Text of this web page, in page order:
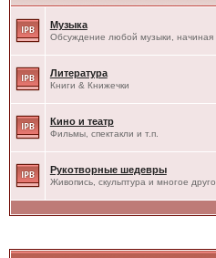
Музыка
Обсуждение любой музыки, начиная
Литература
Книги & Книжечки
Кино и театр
Фильмы, спектакли и т.п.
Рукотворные шедевры
Живопись, скульптура и многое